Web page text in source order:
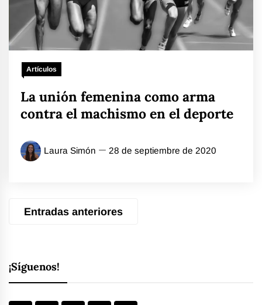
Artículos
La unión femenina como arma
contra el machismo en el deporte
Laura Simón 28 de septiembre de 2020
Navegación
Entradas anteriores
¡Síguenos!